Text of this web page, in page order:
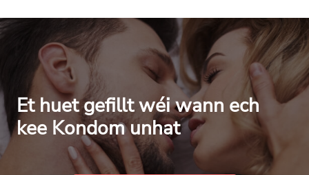
Et huet gefillt wéi wann ech
kee Kondom unhat